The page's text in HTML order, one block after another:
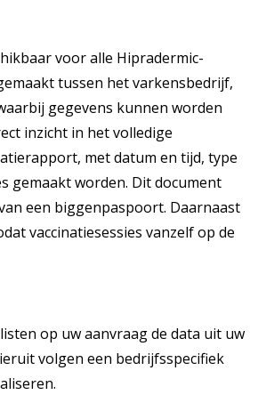
voor alle Hipradermic-
tussen het varkensbedrijf,
gegevens kunnen worden
inzicht in het volledige
met datum en tijd, type
gemaakt worden. Dit document
een biggenpaspoort. Daarnaast
vaccinatiesessies vanzelf op de
op uw aanvraag de data uit uw
volgen een bedrijfsspecifiek